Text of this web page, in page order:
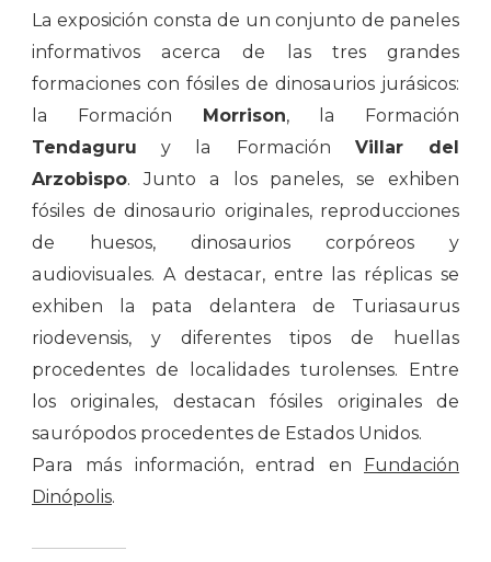
La exposición consta de un conjunto de paneles
informativos acerca de las tres grandes
formaciones con fósiles de dinosaurios jurásicos:
la Formación Morrison, la Formación
Tendaguru y la Formación Villar del
Arzobispo. Junto a los paneles, se exhiben
fósiles de dinosaurio originales, reproducciones
de huesos, dinosaurios corpóreos y
audiovisuales. A destacar, entre las réplicas se
exhiben la pata delantera de Turiasaurus
riodevensis, y diferentes tipos de huellas
procedentes de localidades turolenses. Entre
los originales, destacan fósiles originales de
saurópodos procedentes de Estados Unidos.
Para más información, entrad en Fundación
Dinópolis.